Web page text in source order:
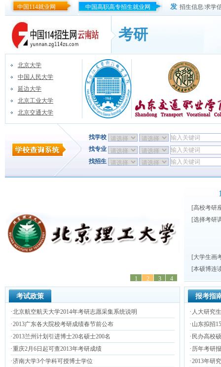
中国114就业网 中国高职高专招生就业网 发 招生信息/求学
考研
北京大学
中国人民大学
延边大学
北京工业大学
北京交通大学
找学校
找专业
找招生
4
3
2
1
[高校考研
[选择考研
[大学生画
[本硕博连
考试政策
·北京航空航天大学2014年考研志愿采集系统说明
·2013广东各大院校考研成绩春节前公布
·2013兰州计划引进博士20名硕士200名
·重庆2月6日起可查2013年考研成绩
·济南大学3个学科可授博士学位
报考指
· 人大研究
· 山东拟招
· 民办高校
· 历年考研
·2013年研